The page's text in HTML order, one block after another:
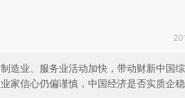
制造业、服务业活动加快，带动财新中国
业家信心仍偏谨慎，中国经济是否实质企